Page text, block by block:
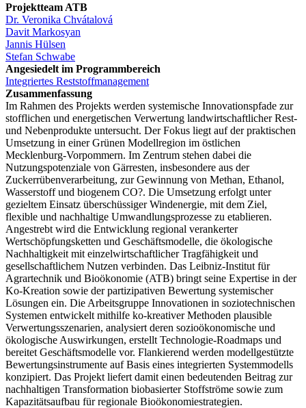
Projektteam ATB
Dr. Veronika Chvátalová
Davit Markosyan
Jannis Hülsen
Stefan Schwabe
Angesiedelt im Programmbereich
Integriertes Reststoffmanagement
Zusammenfassung
Im Rahmen des Projekts werden systemische Innovationspfade zur
stofflichen und energetischen Verwertung landwirtschaftlicher Rest-
und Nebenprodukte untersucht. Der Fokus liegt auf der praktischen
Umsetzung in einer Grünen Modellregion im östlichen
Mecklenburg-Vorpommern. Im Zentrum stehen dabei die
Nutzungspotenziale von Gärresten, insbesondere aus der
Zuckerrübenverarbeitung, zur Gewinnung von Methan, Ethanol,
Wasserstoff und biogenem CO?. Die Umsetzung erfolgt unter
gezieltem Einsatz überschüssiger Windenergie, mit dem Ziel,
flexible und nachhaltige Umwandlungsprozesse zu etablieren.
Angestrebt wird die Entwicklung regional verankerter
Wertschöpfungsketten und Geschäftsmodelle, die ökologische
Nachhaltigkeit mit einzelwirtschaftlicher Tragfähigkeit und
gesellschaftlichem Nutzen verbinden. Das Leibniz-Institut für
Agrartechnik und Bioökonomie (ATB) bringt seine Expertise in der
Ko-Kreation sowie der partizipativen Bewertung systemischer
Lösungen ein. Die Arbeitsgruppe Innovationen in soziotechnischen
Systemen entwickelt mithilfe ko-kreativer Methoden plausible
Verwertungsszenarien, analysiert deren sozioökonomische und
ökologische Auswirkungen, erstellt Technologie-Roadmaps und
bereitet Geschäftsmodelle vor. Flankierend werden modellgestützte
Bewertungsinstrumente auf Basis eines integrierten Systemmodells
konzipiert. Das Projekt liefert damit einen bedeutenden Beitrag zur
nachhaltigen Transformation biobasierter Stoffströme sowie zum
Kapazitätsaufbau für regionale Bioökonomiestrategien.